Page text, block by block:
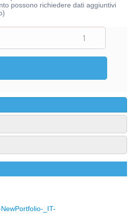
possono richiedere dati aggiuntivi
_IT-